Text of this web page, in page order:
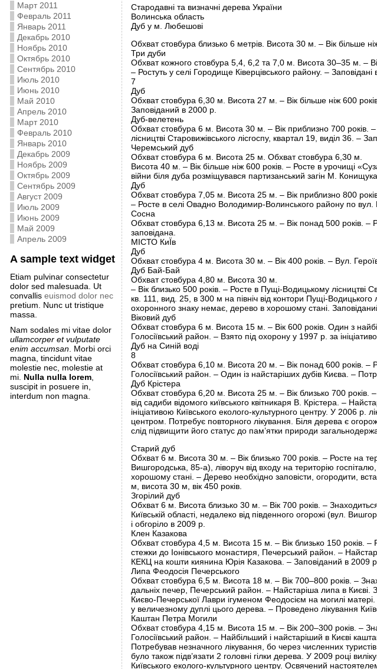
Март 2011
Февраль 2011
Январь 2011
Декабрь 2010
Ноябрь 2010
Октябрь 2010
Сентябрь 2010
Июль 2010
Июнь 2010
Май 2010
Апрель 2010
Март 2010
Февраль 2010
Январь 2010
Декабрь 2009
Ноябрь 2009
Октябрь 2009
Сентябрь 2009
Август 2009
Июль 2009
Июнь 2009
Май 2009
Апрель 2009
A sample text widget
Etiam pulvinar consectetur
dolor sed malesuada. Ut
convallis euismod dolor nec
pretium. Nunc ut tristique
massa.
Nam sodales mi vitae dolor
ullamcorper et vulputate
enim accumsan. Morbi orci
magna, tincidunt vitae
molestie nec, molestie at
mi. Nulla nulla lorem,
suscipit in posuere in,
interdum non magna.
Стародавні та визначні дерева України
Волинська область
Дуб у м. Любешові
Обхват стовбура близько 6 метрів. Висота 30 м. – Вік більше
Три дуби
Обхват кожного стовбура 5,4, 6,2 та 7,0 м. Висота 30–35 м. –
– Ростуть у селі Городище Ківерцівського району. – Заповідані
7
Дуб
Обхват стовбура 6,30 м. Висота 27 м. – Вік більше ніж 600
Заповіданий в 2000 р.
Дуб-велетень
Обхват стовбура 6 м. Висота 30 м. – Вік приблизно 700 років.
лісництві Старовижівського лісгоспу, квартал 19, виділ 36. –
Черемський дуб
Обхват стовбура 6 м. Висота 25 м. Обхват стовбура 6,30 м.
Висота 40 м. – Вік більше ніж 600 років. – Росте в урочищі
війни біля дуба розміщувався партизанський загін М.
Дуб
Обхват стовбура 7,05 м. Висота 25 м. – Вік приблизно 800
– Росте в селі Овадно Володимир-Волинського району по
Сосна
Обхват стовбура 6,13 м. Висота 25 м. – Вік понад 500 років.
заповідана.
МІСТО КиЇв
Дуб
Обхват стовбура 4 м. Висота 30 м. – Вік 400 років. – Вул.
Дуб Бай-Бай
Обхват стовбура 4,80 м. Висота 30 м.
– Вік близько 500 років. – Росте в Пущі-Водицькому лісництві
кв. 111, вид. 25, в 300 м на північ від контори Пущі-
охоронного знаку немає, дерево в хорошому стані.
Віковий дуб
Обхват стовбура 6 м. Висота 15 м. – Вік 600 років. Один з
Голосіївський район. – Взято під охорону у 1997 р. за
Дуб на Синій воді
8
Обхват стовбура 6,10 м. Висота 20 м. – Вік понад 600 років. –
Голосіївський район. – Один із найстаріших дубів Києва. –
Дуб Крістера
Обхват стовбура 6,20 м. Висота 25 м. – Вік близько 700
від садиби відомого київського квітникаря В. Крістера. –
ініціативою Київського еколого-культурного центру. У 2006
центром. Потребує повторного лікування. Біля дерева є
слід підвищити його статус до пам’ятки природи
Старий дуб
Обхват 6 м. Висота 30 м. – Вік близько 700 років. – Росте на
Вишгородська, 85-а), ліворуч від входу на територію
хорошому стані. – Дерево необхідно заповісти, огородити,
м, висота 30 м, вік 450 років.
Згорілий дуб
Обхват 6 м. Висота близько 30 м. – Вік 700 років. –
Київській області, недалеко від південного огорожі (вул.
і обгоріло в 2009 р.
Клен Казакова
Обхват стовбура 4,5 м. Висота 15 м. – Вік близько 150 років. –
стежки до Іонівського монастиря, Печерський район. –
КЕКЦ на кошти киянина Юрія Казакова. – Заповіданий в 2009 р.
Липа Феодосія Печерського
Обхват стовбура 6,5 м. Висота 18 м. – Вік 700–800 років. –
дальніх печер, Печерський район. – Найстаріша липа в Києві.
Києво-Печерської Лаври ігуменом Феодосієм на могилі
у величезному дуплі цього дерева. – Проведено лікування
Каштан Петра Могили
Обхват стовбура 4,15 м. Висота 15 м. – Вік 200–300 років. –
Голосіївський район. – Найбільший і найстаріший в Києві
Потребував незначного лікування, бо через численних
було також підв’язати 2 головні гілки дерева. У 2009 році
Київського еколого-культурного центру. Освячений